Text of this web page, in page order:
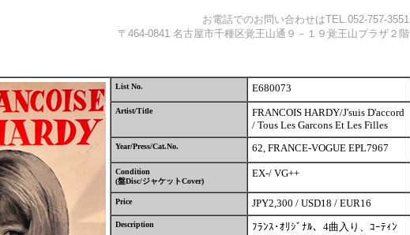
お電話でのお問い合わせはTEL.052-757-3551
〒464-0841 名古屋市千種区覚王山通９－１９覚王山プラザ２階
List No. E680073
Artist/Title
FRANCOIS HARDY/J'suis D'accord
/ Tous Les Garcons Et Les Filles
Year/Press/Cat.No. 62, FRANCE-VOGUE EPL7967
Condition
(盤Disc/ジャケットCover)
EX-/ VG++
Price JPY2,300 / USD18 / EUR16
Description
ﾌﾗﾝｽ･ｵﾘｼﾞﾅﾙ、4曲入り、ｺｰﾃｨﾝ